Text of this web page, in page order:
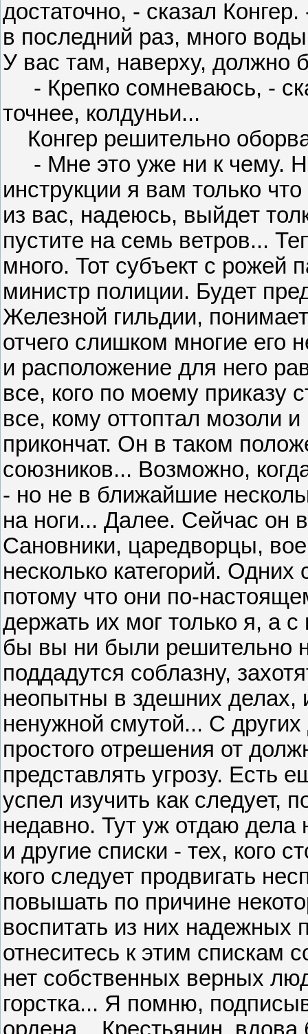
достаточно, - сказал
в последний раз, много
У вас там, наверху, должно
- Крепко сомневаюсь, -
точнее, колдуньи...
Конгер решительно
- Мне это уже ни к чему.
инструкции я вам только
из вас, надеюсь, выйдет
пустите на семь ветров...
много. Тот субъект с рожей
министр полиции. Будет
Железной гильдии,
отчего слишком многие его
и расположение для него
все, кого по моему приказу
все, кому оттоптал мозоли
прикончат. Он в таком
союзников... Возможно,
- но не в ближайшие
на ноги... Далее. Сейчас он
Сановники, царедворцы,
несколько категорий. Одних
потому что они по-
держать их мог только я, а
бы вы ни были решительно
поддадутся соблазну,
неопытны в здешних делах,
ненужной смутой... С
простого отрешения от
представлять угрозу. Есть
успел изучить как следует,
недавно. Тут уж отдаю
и другие списки - тех, кого
кого следует продвигать
повышать по причине
воспитать из них
отнеситесь к этим спискам
нет собственных верных
горстка... Я помню,